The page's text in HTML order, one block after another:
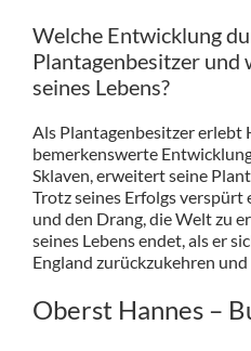
Welche Entwicklung
Plantagenbesitzer und
seines Lebens?
Als Plantagenbesitzer erlebt
bemerkenswerte
Sklaven, erweitert seine
Trotz seines Erfolgs
und den Drang, die Welt zu
seines Lebens endet, als er
England zurückzukehren
Oberst Hannes –